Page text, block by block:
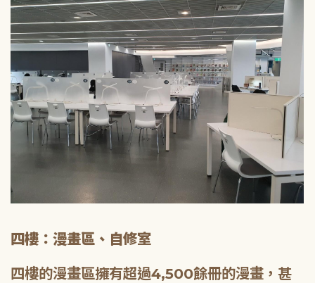
四樓：漫畫區、自修室
四樓的漫畫區擁有超過4,500餘冊的漫畫，甚